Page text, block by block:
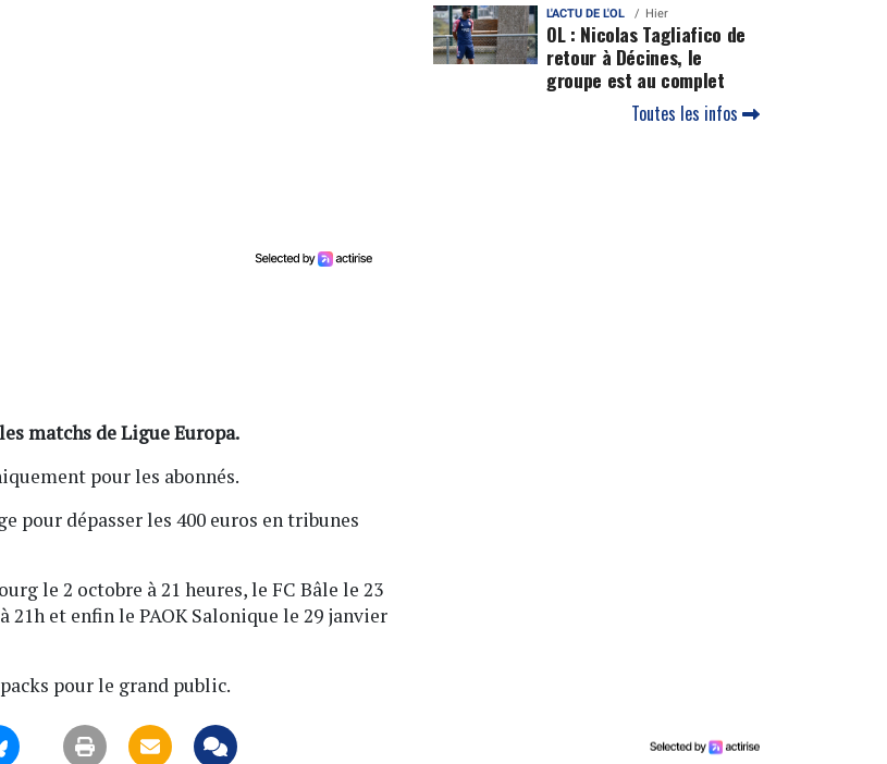
matchs de Ligue Europa.
pour les abonnés.
pour dépasser les 400 euros en tribunes
le 2 octobre à 21 heures, le FC Bâle le 23
21h et enfin le PAOK Salonique le 29 janvier
pour le grand public.
L'ACTU DE L'OL Hier
OL : Nicolas Tagliafico de
retour à Décines, le
groupe est au complet
Toutes les infos